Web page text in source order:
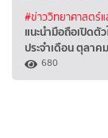
#ข่าววิทยาศาสตร์แ
แนะนำมือถือเปิดตัว
ประจำเดือน ตุลาค
680